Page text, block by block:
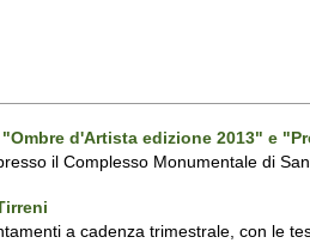
d'Artista edizione 2013" e
il Complesso Monumentale di
a cadenza trimestrale, con le